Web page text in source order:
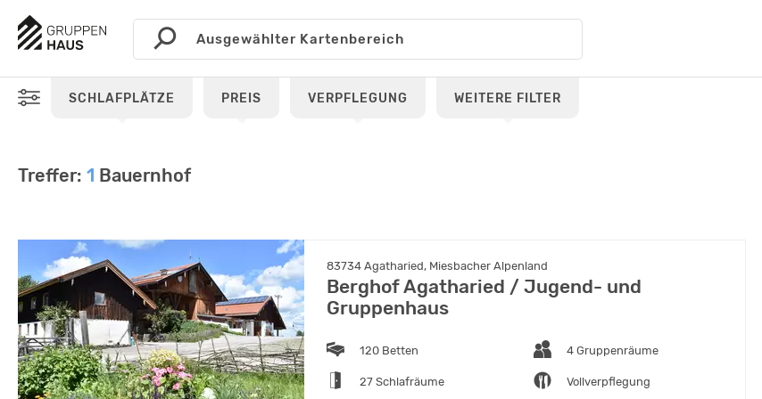
SCHLAFPLÄTZE PREIS VERPFLEGUNG WEITERE FILTER
Treffer: 1 Bauernhof
83734 Agatharied, Miesbacher Alpenland
Berghof Agatharied / Jugend- und
Gruppenhaus
120 Betten 4 Gruppenräume
27 Schlafräume Vollverpflegung